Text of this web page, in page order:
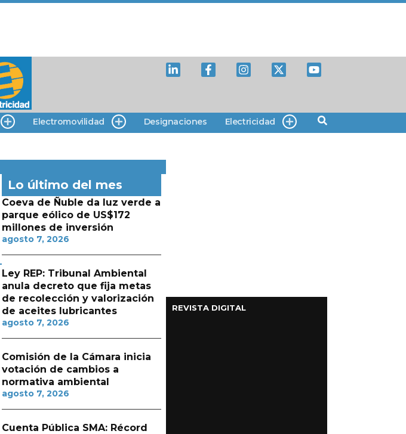
Electromovilidad Designaciones Electricidad
Lo último del mes
Coeva de Ñuble da luz verde a
parque eólico de US$172
millones de inversión
agosto 7, 2026
Ley REP: Tribunal Ambiental
anula decreto que fija metas
de recolección y valorización
de aceites lubricantes
agosto 7, 2026
Comisión de la Cámara inicia
votación de cambios a
normativa ambiental
agosto 7, 2026
Cuenta Pública SMA: Récord
REVISTA DIGITAL